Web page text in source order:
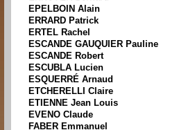
EPELBOIN Alain
ERRARD Patrick
ERTEL Rachel
ESCANDE GAUQUIER Pauline
ESCANDE Robert
ESCUBLA Lucien
ESQUERRÉ Arnaud
ETCHERELLI Claire
ETIENNE Jean Louis
EVENO Claude
FABER Emmanuel